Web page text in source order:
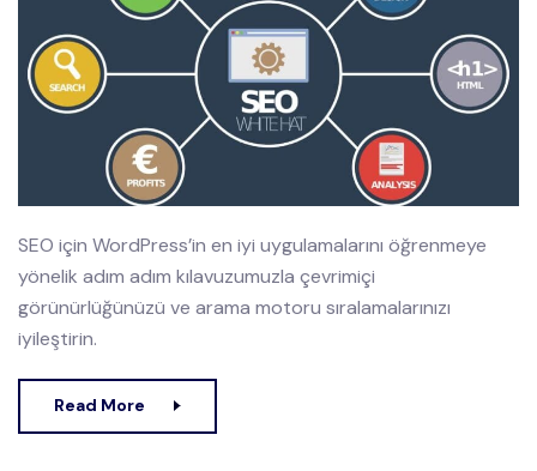
SEO için WordPress’in en iyi uygulamalarını öğrenmeye
yönelik adım adım kılavuzumuzla çevrimiçi
görünürlüğünüzü ve arama motoru sıralamalarınızı
iyileştirin.
Read More